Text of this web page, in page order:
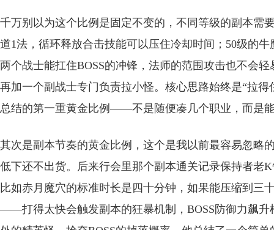
千万别以为这个比例是固定不变的，不同等级的副本需
道1法，循环释放合击技能可以压住冷却时间；50级的
两个战士能扛住BOSS的冲锋，法师的范围攻击也不会
再加一个副战士专门负责拉小怪。核心思路始终是“拉
总结的第一重黄金比例——不是随便凑几个职业，而是
其次是副本节奏的黄金比例，这个是我以前最容易忽略
低下还不出货。后来行会里那个副本通关记录保持者老
比如赤月魔穴的标准时长是四十分钟，如果能压缩到三
——打得太快会触发副本的狂暴机制，BOSS防御力飙